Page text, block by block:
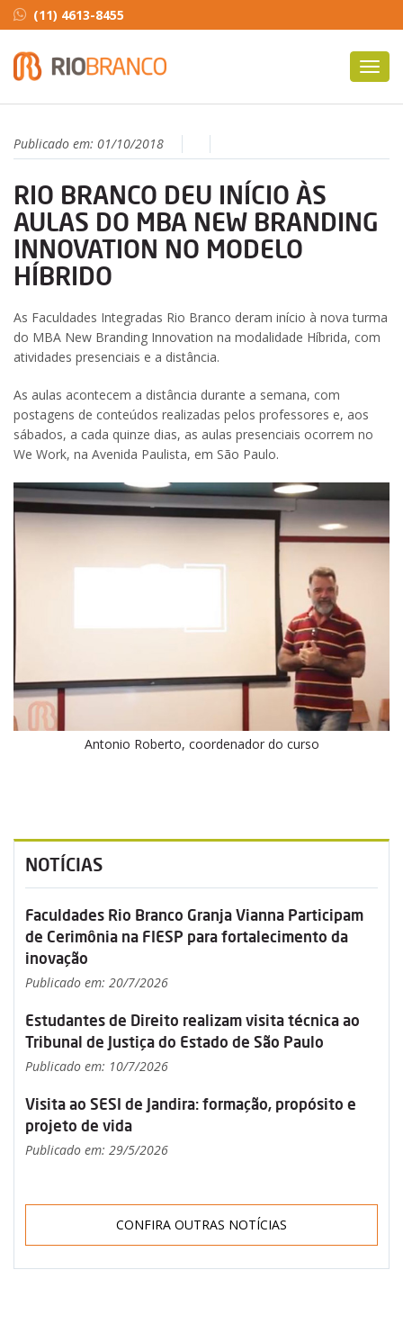
(11) 4613-8455
Publicado em: 01/10/2018
RIO BRANCO DEU INÍCIO ÀS
AULAS DO MBA NEW BRANDING
INNOVATION NO MODELO
HÍBRIDO
As Faculdades Integradas Rio Branco deram início à nova turma
do MBA New Branding Innovation na modalidade Híbrida, com
atividades presenciais e a distância.
As aulas acontecem a distância durante a semana, com
postagens de conteúdos realizadas pelos professores e, aos
sábados, a cada quinze dias, as aulas presenciais ocorrem no
We Work, na Avenida Paulista, em São Paulo.
Antonio Roberto, coordenador do curso
NOTÍCIAS
Faculdades Rio Branco Granja Vianna Participam
de Cerimônia na FIESP para fortalecimento da
inovação
Publicado em: 20/7/2026
Estudantes de Direito realizam visita técnica ao
Tribunal de Justiça do Estado de São Paulo
Publicado em: 10/7/2026
Visita ao SESI de Jandira: formação, propósito e
projeto de vida
Publicado em: 29/5/2026
CONFIRA OUTRAS NOTÍCIAS